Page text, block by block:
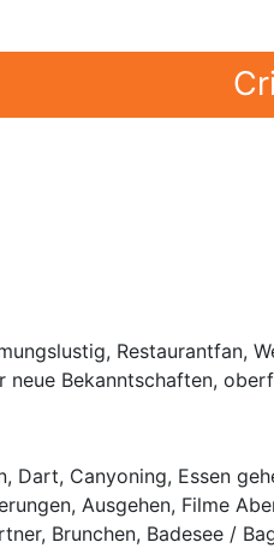
Restaurantfan,
neue Bekanntschaften,
Dart, Canyoning, Essen
Ausgehen, Filme
Brunchen, Badesee /